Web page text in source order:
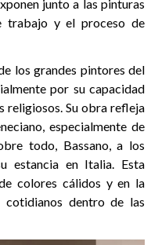
junto a las pinturas
trabajo y el proceso de
los grandes pintores del
por su capacidad
religiosos. Su obra refleja
especialmente de
todo, Bassano, a los
estancia en Italia. Esta
colores cálidos y en la
cotidianos dentro de las